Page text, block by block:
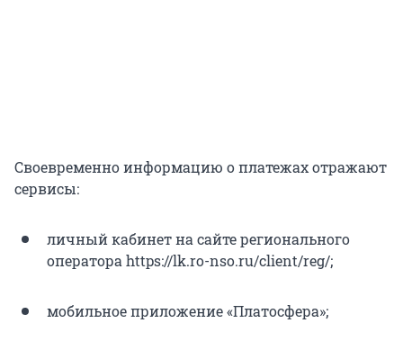
Своевременно информацию о платежах отражают
сервисы:
личный кабинет на сайте регионального
оператора https://lk.ro-nso.ru/client/reg/;
мобильное приложение «Платосфера»;